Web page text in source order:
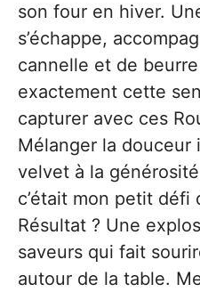
son four en hiver.
s’échappe,
cannelle et de beurre
exactement cette
capturer avec ces
Mélanger la douceur
velvet à la
c’était mon petit défi
Résultat ? Une
saveurs qui fait
autour de la table.